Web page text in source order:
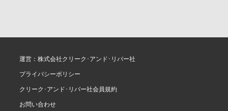
運営：株式会社クリーク･アンド･リバー社
プライバシーポリシー
クリーク･アンド･リバー社会員規約
お問い合わせ